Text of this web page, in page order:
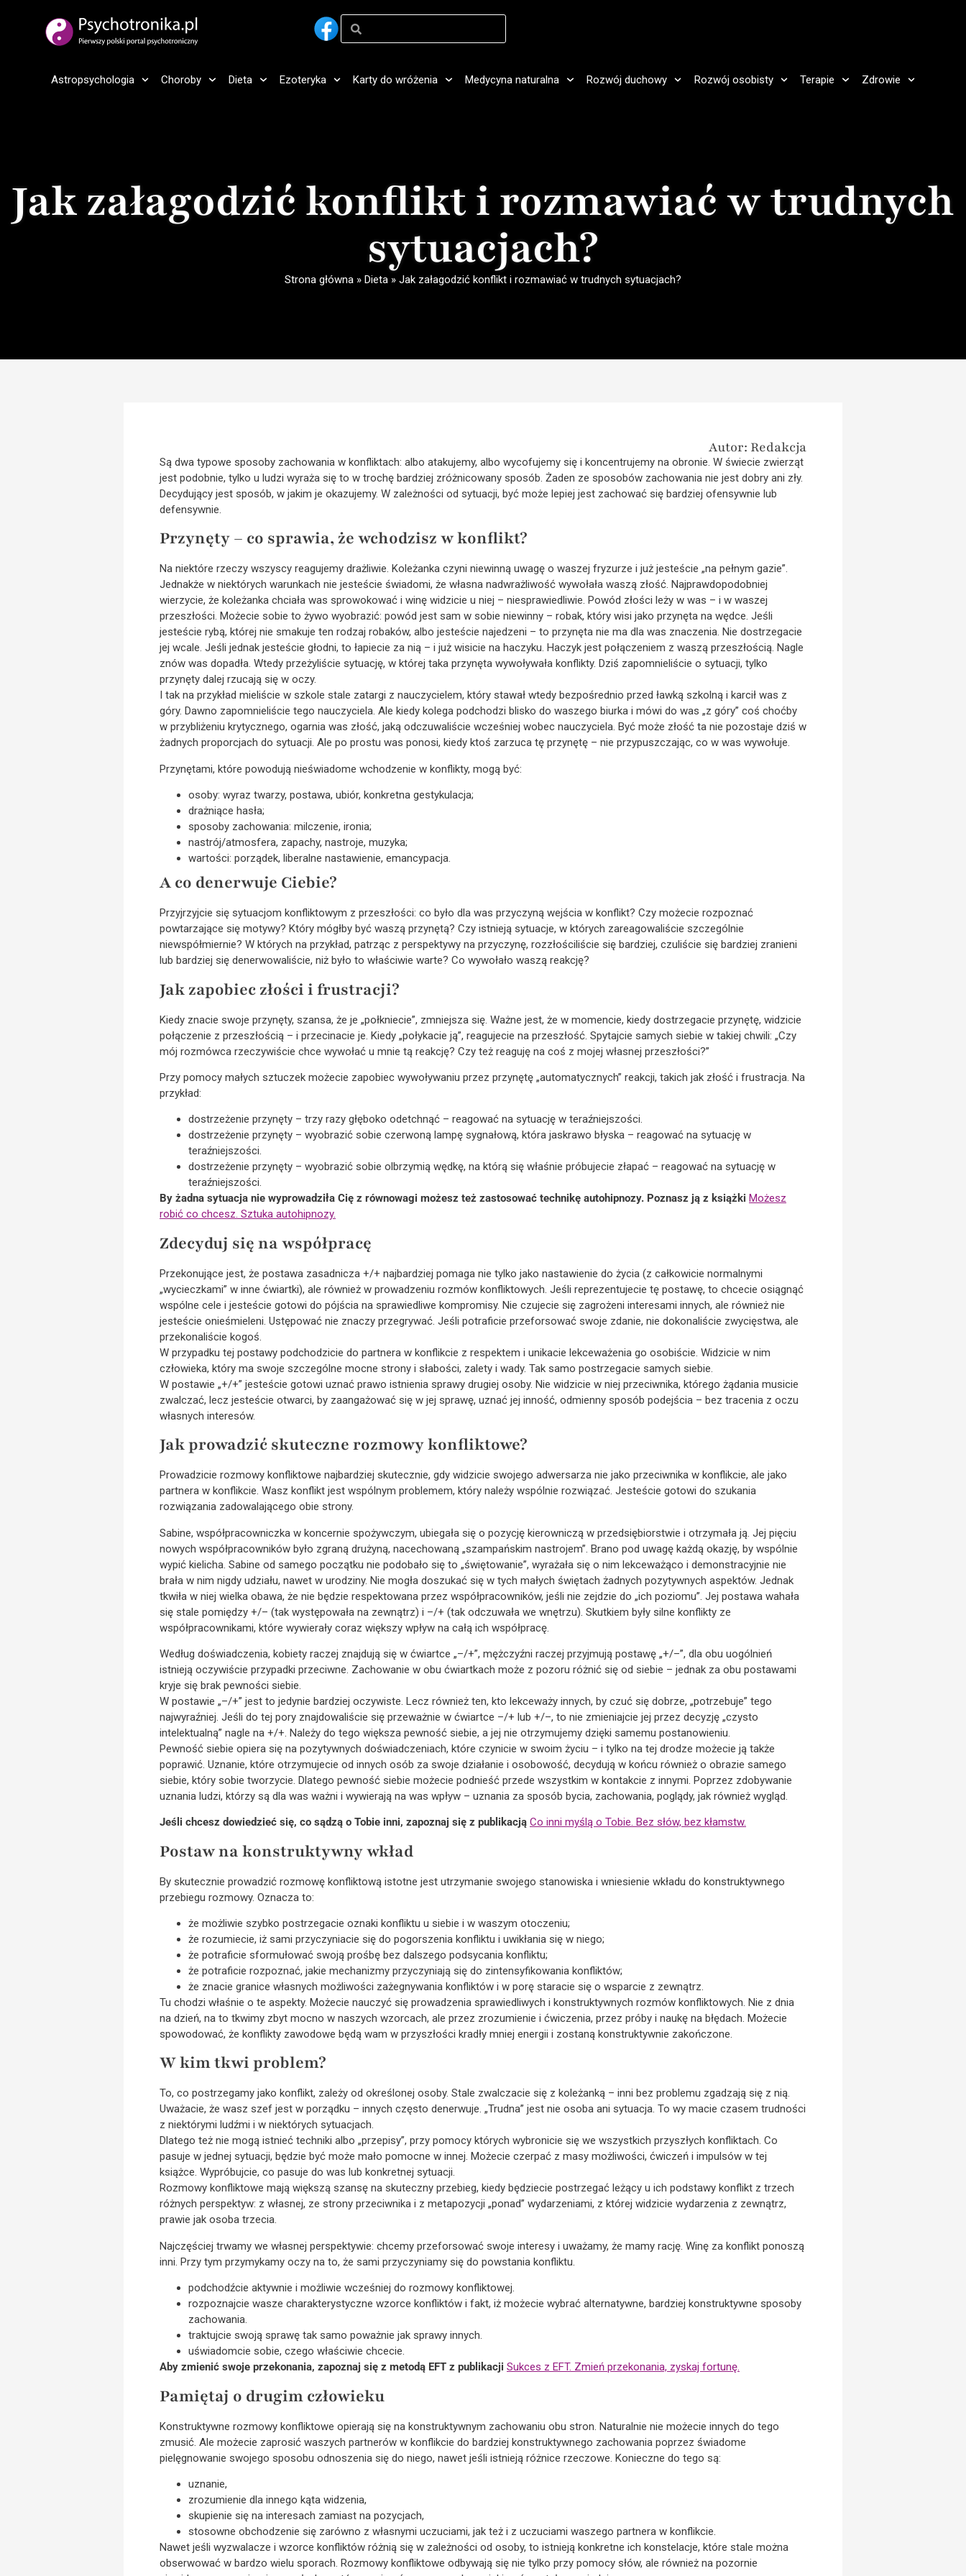
Astropsychologia Choroby Dieta Ezoteryka Karty do wróżenia Medycyna naturalna Rozwój duchowy Rozwój osobisty Terapie Zdrowie
Jak załagodzić konflikt i rozmawiać w trudnych
sytuacjach?
Strona główna » Dieta » Jak załagodzić konflikt i rozmawiać w trudnych sytuacjach?
Autor: Redakcja
Są dwa typowe sposoby zachowania w konfliktach: albo atakujemy, albo wycofujemy się i koncentrujemy na obronie. W świecie zwierząt
jest podobnie, tylko u ludzi wyraża się to w trochę bardziej zróżnicowany sposób. Żaden ze sposobów zachowania nie jest dobry ani zły.
Decydujący jest sposób, w jakim je okazujemy. W zależności od sytuacji, być może lepiej jest zachować się bardziej ofensywnie lub
defensywnie.
Przynęty – co sprawia, że wchodzisz w konflikt?
Na niektóre rzeczy wszyscy reagujemy drażliwie. Koleżanka czyni niewinną uwagę o waszej fryzurze i już jesteście „na pełnym gazie”.
Jednakże w niektórych warunkach nie jesteście świadomi, że własna nadwrażliwość wywołała waszą złość. Najprawdopodobniej
wierzycie, że koleżanka chciała was sprowokować i winę widzicie u niej – niesprawiedliwie. Powód złości leży w was – i w waszej
przeszłości. Możecie sobie to żywo wyobrazić: powód jest sam w sobie niewinny – robak, który wisi jako przynęta na wędce. Jeśli
jesteście rybą, której nie smakuje ten rodzaj robaków, albo jesteście najedzeni – to przynęta nie ma dla was znaczenia. Nie dostrzegacie
jej wcale. Jeśli jednak jesteście głodni, to łapiecie za nią – i już wisicie na haczyku. Haczyk jest połączeniem z waszą przeszłością. Nagle
znów was dopadła. Wtedy przeżyliście sytuację, w której taka przynęta wywoływała konflikty. Dziś zapomnieliście o sytuacji, tylko
przynęty dalej rzucają się w oczy.
I tak na przykład mieliście w szkole stale zatargi z nauczycielem, który stawał wtedy bezpośrednio przed ławką szkolną i karcił was z
góry. Dawno zapomnieliście tego nauczyciela. Ale kiedy kolega podchodzi blisko do waszego biurka i mówi do was „z góry” coś choćby
w przybliżeniu krytycznego, ogarnia was złość, jaką odczuwaliście wcześniej wobec nauczyciela. Być może złość ta nie pozostaje dziś w
żadnych proporcjach do sytuacji. Ale po prostu was ponosi, kiedy ktoś zarzuca tę przynętę – nie przypuszczając, co w was wywołuje.
Przynętami, które powodują nieświadome wchodzenie w konflikty, mogą być:
osoby: wyraz twarzy, postawa, ubiór, konkretna gestykulacja;
drażniące hasła;
sposoby zachowania: milczenie, ironia;
nastrój/atmosfera, zapachy, nastroje, muzyka;
wartości: porządek, liberalne nastawienie, emancypacja.
A co denerwuje Ciebie?
Przyjrzyjcie się sytuacjom konfliktowym z przeszłości: co było dla was przyczyną wejścia w konflikt? Czy możecie rozpoznać
powtarzające się motywy? Który mógłby być waszą przynętą? Czy istnieją sytuacje, w których zareagowaliście szczególnie
niewspółmiernie? W których na przykład, patrząc z perspektywy na przyczynę, rozzłościliście się bardziej, czuliście się bardziej zranieni
lub bardziej się denerwowaliście, niż było to właściwie warte? Co wywołało waszą reakcję?
Jak zapobiec złości i frustracji?
Kiedy znacie swoje przynęty, szansa, że je „połkniecie”, zmniejsza się. Ważne jest, że w momencie, kiedy dostrzegacie przynętę, widzicie
połączenie z przeszłością – i przecinacie je. Kiedy „połykacie ją”, reagujecie na przeszłość. Spytajcie samych siebie w takiej chwili: „Czy
mój rozmówca rzeczywiście chce wywołać u mnie tą reakcję? Czy też reaguję na coś z mojej własnej przeszłości?”
Przy pomocy małych sztuczek możecie zapobiec wywoływaniu przez przynętę „automatycznych” reakcji, takich jak złość i frustracja. Na
przykład:
dostrzeżenie przynęty – trzy razy głęboko odetchnąć – reagować na sytuację w teraźniejszości.
dostrzeżenie przynęty – wyobrazić sobie czerwoną lampę sygnałową, która jaskrawo błyska – reagować na sytuację w
teraźniejszości.
dostrzeżenie przynęty – wyobrazić sobie olbrzymią wędkę, na którą się właśnie próbujecie złapać – reagować na sytuację w
teraźniejszości.
By żadna sytuacja nie wyprowadziła Cię z równowagi możesz też zastosować technikę autohipnozy. Poznasz ją z książki Możesz
robić co chcesz. Sztuka autohipnozy.
Zdecyduj się na współpracę
Przekonujące jest, że postawa zasadnicza +/+ najbardziej pomaga nie tylko jako nastawienie do życia (z całkowicie normalnymi
„wycieczkami” w inne ćwiartki), ale również w prowadzeniu rozmów konfliktowych. Jeśli reprezentujecie tę postawę, to chcecie osiągnąć
wspólne cele i jesteście gotowi do pójścia na sprawiedliwe kompromisy. Nie czujecie się zagrożeni interesami innych, ale również nie
jesteście onieśmieleni. Ustępować nie znaczy przegrywać. Jeśli potraficie przeforsować swoje zdanie, nie dokonaliście zwycięstwa, ale
przekonaliście kogoś.
W przypadku tej postawy podchodzicie do partnera w konflikcie z respektem i unikacie lekceważenia go osobiście. Widzicie w nim
człowieka, który ma swoje szczególne mocne strony i słabości, zalety i wady. Tak samo postrzegacie samych siebie.
W postawie „+/+” jesteście gotowi uznać prawo istnienia sprawy drugiej osoby. Nie widzicie w niej przeciwnika, którego żądania musicie
zwalczać, lecz jesteście otwarci, by zaangażować się w jej sprawę, uznać jej inność, odmienny sposób podejścia – bez tracenia z oczu
własnych interesów.
Jak prowadzić skuteczne rozmowy konfliktowe?
Prowadzicie rozmowy konfliktowe najbardziej skutecznie, gdy widzicie swojego adwersarza nie jako przeciwnika w konflikcie, ale jako
partnera w konflikcie. Wasz konflikt jest wspólnym problemem, który należy wspólnie rozwiązać. Jesteście gotowi do szukania
rozwiązania zadowalającego obie strony.
Sabine, współpracowniczka w koncernie spożywczym, ubiegała się o pozycję kierowniczą w przedsiębiorstwie i otrzymała ją. Jej pięciu
nowych współpracowników było zgraną drużyną, nacechowaną „szampańskim nastrojem”. Brano pod uwagę każdą okazję, by wspólnie
wypić kielicha. Sabine od samego początku nie podobało się to „świętowanie”, wyrażała się o nim lekceważąco i demonstracyjnie nie
brała w nim nigdy udziału, nawet w urodziny. Nie mogła doszukać się w tych małych świętach żadnych pozytywnych aspektów. Jednak
tkwiła w niej wielka obawa, że nie będzie respektowana przez współpracowników, jeśli nie zejdzie do „ich poziomu”. Jej postawa wahała
się stale pomiędzy +/– (tak występowała na zewnątrz) i –/+ (tak odczuwała we wnętrzu). Skutkiem były silne konflikty ze
współpracownikami, które wywierały coraz większy wpływ na całą ich współpracę.
Według doświadczenia, kobiety raczej znajdują się w ćwiartce „–/+”, mężczyźni raczej przyjmują postawę „+/–”, dla obu uogólnień
istnieją oczywiście przypadki przeciwne. Zachowanie w obu ćwiartkach może z pozoru różnić się od siebie – jednak za obu postawami
kryje się brak pewności siebie.
W postawie „–/+” jest to jedynie bardziej oczywiste. Lecz również ten, kto lekceważy innych, by czuć się dobrze, „potrzebuje” tego
najwyraźniej. Jeśli do tej pory znajdowaliście się przeważnie w ćwiartce –/+ lub +/–, to nie zmieniajcie jej przez decyzję „czysto
intelektualną” nagle na +/+. Należy do tego większa pewność siebie, a jej nie otrzymujemy dzięki samemu postanowieniu.
Pewność siebie opiera się na pozytywnych doświadczeniach, które czynicie w swoim życiu – i tylko na tej drodze możecie ją także
poprawić. Uznanie, które otrzymujecie od innych osób za swoje działanie i osobowość, decydują w końcu również o obrazie samego
siebie, który sobie tworzycie. Dlatego pewność siebie możecie podnieść przede wszystkim w kontakcie z innymi. Poprzez zdobywanie
uznania ludzi, którzy są dla was ważni i wywierają na was wpływ – uznania za sposób bycia, zachowania, poglądy, jak również wygląd.
Jeśli chcesz dowiedzieć się, co sądzą o Tobie inni, zapoznaj się z publikacją Co inni myślą o Tobie. Bez słów, bez kłamstw.
Postaw na konstruktywny wkład
By skutecznie prowadzić rozmowę konfliktową istotne jest utrzymanie swojego stanowiska i wniesienie wkładu do konstruktywnego
przebiegu rozmowy. Oznacza to:
że możliwie szybko postrzegacie oznaki konfliktu u siebie i w waszym otoczeniu;
że rozumiecie, iż sami przyczyniacie się do pogorszenia konfliktu i uwikłania się w niego;
że potraficie sformułować swoją prośbę bez dalszego podsycania konfliktu;
że potraficie rozpoznać, jakie mechanizmy przyczyniają się do zintensyfikowania konfliktów;
że znacie granice własnych możliwości zażegnywania konfliktów i w porę staracie się o wsparcie z zewnątrz.
Tu chodzi właśnie o te aspekty. Możecie nauczyć się prowadzenia sprawiedliwych i konstruktywnych rozmów konfliktowych. Nie z dnia
na dzień, na to tkwimy zbyt mocno w naszych wzorcach, ale przez zrozumienie i ćwiczenia, przez próby i naukę na błędach. Możecie
spowodować, że konflikty zawodowe będą wam w przyszłości kradły mniej energii i zostaną konstruktywnie zakończone.
W kim tkwi problem?
To, co postrzegamy jako konflikt, zależy od określonej osoby. Stale zwalczacie się z koleżanką – inni bez problemu zgadzają się z nią.
Uważacie, że wasz szef jest w porządku – innych często denerwuje. „Trudna” jest nie osoba ani sytuacja. To wy macie czasem trudności
z niektórymi ludźmi i w niektórych sytuacjach.
Dlatego też nie mogą istnieć techniki albo „przepisy”, przy pomocy których wybronicie się we wszystkich przyszłych konfliktach. Co
pasuje w jednej sytuacji, będzie być może mało pomocne w innej. Możecie czerpać z masy możliwości, ćwiczeń i impulsów w tej
książce. Wypróbujcie, co pasuje do was lub konkretnej sytuacji.
Rozmowy konfliktowe mają większą szansę na skuteczny przebieg, kiedy będziecie postrzegać leżący u ich podstawy konflikt z trzech
różnych perspektyw: z własnej, ze strony przeciwnika i z metapozycji „ponad” wydarzeniami, z której widzicie wydarzenia z zewnątrz,
prawie jak osoba trzecia.
Najczęściej trwamy we własnej perspektywie: chcemy przeforsować swoje interesy i uważamy, że mamy rację. Winę za konflikt ponoszą
inni. Przy tym przymykamy oczy na to, że sami przyczyniamy się do powstania konfliktu.
podchodźcie aktywnie i możliwie wcześniej do rozmowy konfliktowej.
rozpoznajcie wasze charakterystyczne wzorce konfliktów i fakt, iż możecie wybrać alternatywne, bardziej konstruktywne sposoby
zachowania.
traktujcie swoją sprawę tak samo poważnie jak sprawy innych.
uświadomcie sobie, czego właściwie chcecie.
Aby zmienić swoje przekonania, zapoznaj się z metodą EFT z publikacji Sukces z EFT. Zmień przekonania, zyskaj fortunę.
Pamiętaj o drugim człowieku
Konstruktywne rozmowy konfliktowe opierają się na konstruktywnym zachowaniu obu stron. Naturalnie nie możecie innych do tego
zmusić. Ale możecie zaprosić waszych partnerów w konflikcie do bardziej konstruktywnego zachowania poprzez świadome
pielęgnowanie swojego sposobu odnoszenia się do niego, nawet jeśli istnieją różnice rzeczowe. Konieczne do tego są:
uznanie,
zrozumienie dla innego kąta widzenia,
skupienie się na interesach zamiast na pozycjach,
stosowne obchodzenie się zarówno z własnymi uczuciami, jak też i z uczuciami waszego partnera w konflikcie.
Nawet jeśli wyzwalacze i wzorce konfliktów różnią się w zależności od osoby, to istnieją konkretne ich konstelacje, które stale można
obserwować w bardzo wielu sporach. Rozmowy konfliktowe odbywają się nie tylko przy pomocy słów, ale również na pozornie